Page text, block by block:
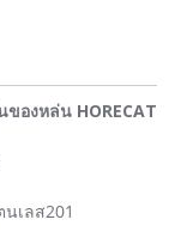
องหล่น HORECAT
เลส201